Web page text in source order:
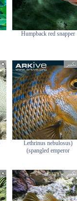
Humpback red snapper
تكبير
(Lethrinus nebulosus
(spangled emperor
تكبير